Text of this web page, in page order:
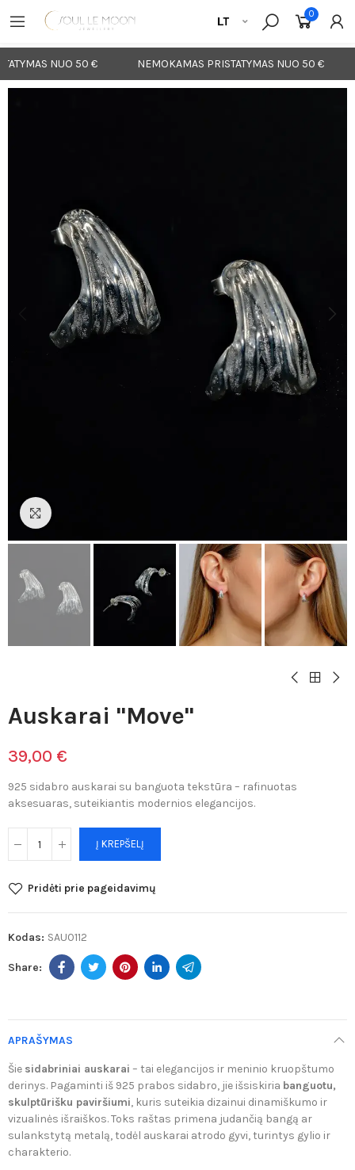
NUO 50 € NEMOKAMAS PRISTATYMAS NUO 50 €
0
Auskarai "Move"
39,00 €
925 sidabro auskarai su banguota tekstūra – rafinuotas
aksesuaras, suteikiantis modernios elegancijos.
Į KREPŠELĮ
Pridėti prie pageidavimų
Kodas: SAU0112
APRAŠYMAS
Šie sidabriniai auskarai – tai elegancijos ir meninio kruopštumo
derinys. Pagaminti iš 925 prabos sidabro, jie išsiskiria banguotu,
skulptūrišku paviršiumi, kuris suteikia dizainui dinamiškumo ir
vizualinės išraiškos. Toks raštas primena judančią bangą ar
sulankstytą metalą, todėl auskarai atrodo gyvi, turintys gylio ir
charakterio.